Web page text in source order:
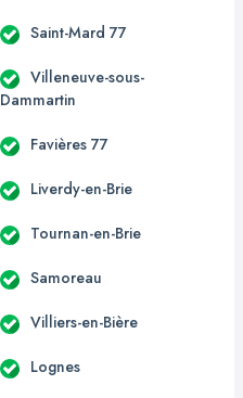
Saint-Mard 77
Villeneuve-sous-
Dammartin
Favières 77
Liverdy-en-Brie
Tournan-en-Brie
Samoreau
Villiers-en-Bière
Lognes